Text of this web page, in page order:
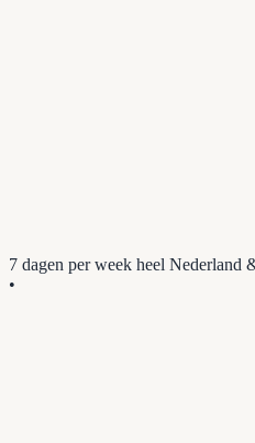
7 dagen per week heel Nederland
•